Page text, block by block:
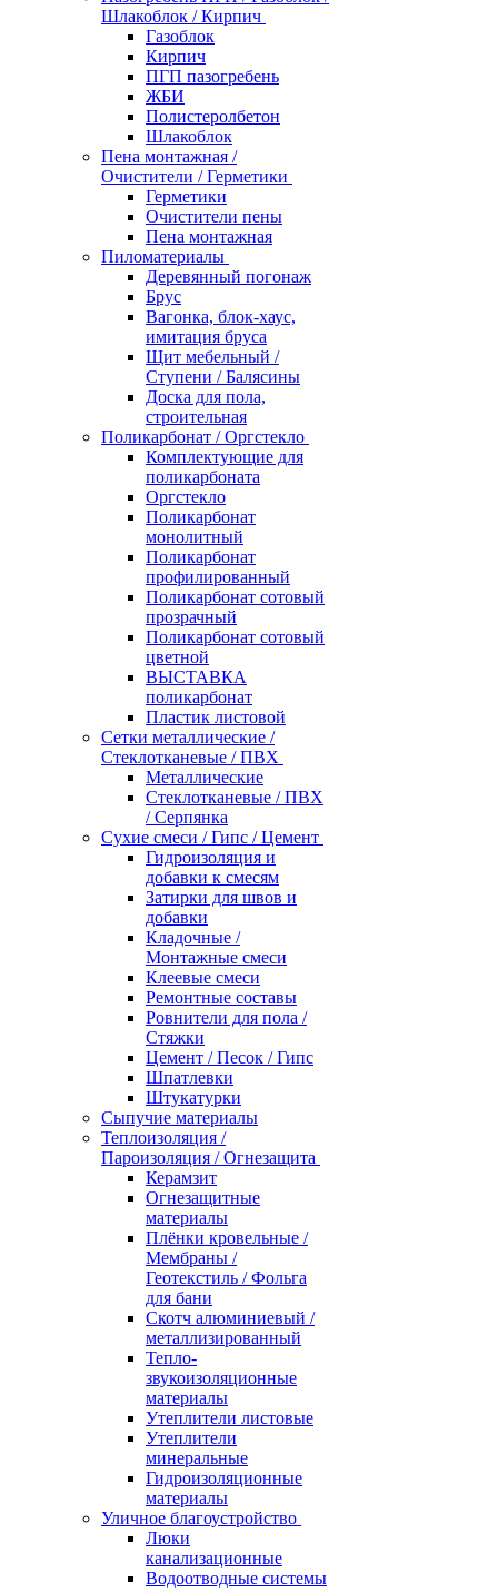
Шлакоблок / Кирпич
Газоблок
Кирпич
ПГП пазогребень
ЖБИ
Полистеролбетон
Шлакоблок
Пена монтажная /
Очистители / Герметики
Герметики
Очистители пены
Пена монтажная
Пиломатериалы
Деревянный погонаж
Брус
Вагонка, блок-хаус,
имитация бруса
Щит мебельный /
Ступени / Балясины
Доска для пола,
строительная
Поликарбонат / Оргстекло
Комплектующие для
поликарбоната
Оргстекло
Поликарбонат
монолитный
Поликарбонат
профилированный
Поликарбонат сотовый
прозрачный
Поликарбонат сотовый
цветной
ВЫСТАВКА
поликарбонат
Пластик листовой
Сетки металлические /
Стеклотканевые / ПВХ
Металлические
Стеклотканевые / ПВХ
/ Серпянка
Сухие смеси / Гипс / Цемент
Гидроизоляция и
добавки к смесям
Затирки для швов и
добавки
Кладочные /
Монтажные смеси
Клеевые смеси
Ремонтные составы
Ровнители для пола /
Стяжки
Цемент / Песок / Гипс
Шпатлевки
Штукатурки
Сыпучие материалы
Теплоизоляция /
Пароизоляция / Огнезащита
Керамзит
Огнезащитные
материалы
Плёнки кровельные /
Мембраны /
Геотекстиль / Фольга
для бани
Скотч алюминиевый /
металлизированный
Тепло-
звукоизоляционные
материалы
Утеплители листовые
Утеплители
минеральные
Гидроизоляционные
материалы
Уличное благоустройство
Люки
канализационные
Водоотводные системы